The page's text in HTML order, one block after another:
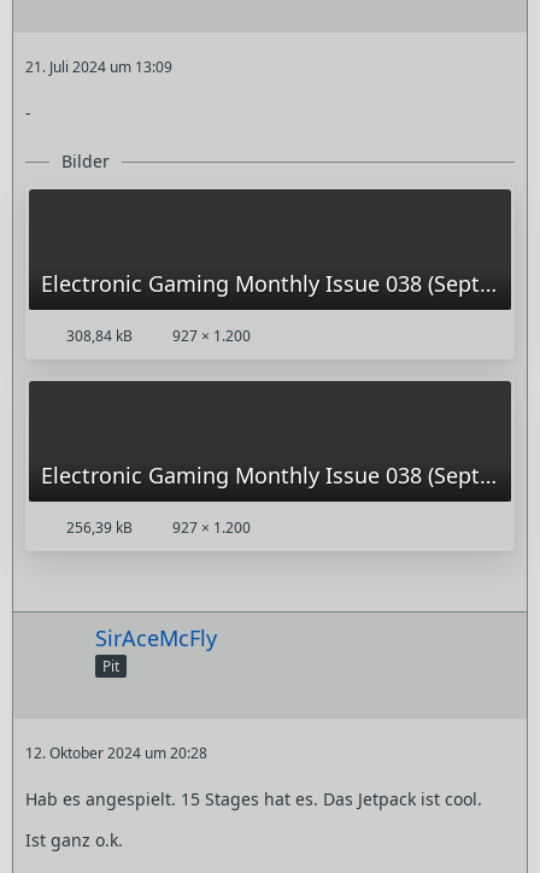
21. Juli 2024 um 13:09
-
Bilder
Electronic Gaming Monthly Issue 038 (September 1992)_0099.jpg
308,84 kB 927 × 1.200
Electronic Gaming Monthly Issue 038 (September 1992)_0100.jpg
256,39 kB 927 × 1.200
SirAceMcFly
Pit
12. Oktober 2024 um 20:28
Hab es angespielt. 15 Stages hat es. Das Jetpack ist cool.
Ist ganz o.k.